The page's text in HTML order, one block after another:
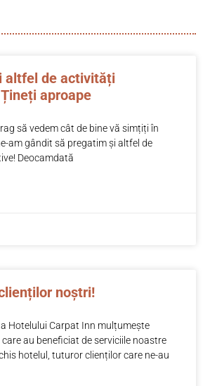
altfel de activități
aproape
să vedem cât de bine vă simțiți în
am gândit să pregatim și altfel de
Deocamdată
noștri!
Hotelului Carpat Inn mulțumește
au beneficiat de serviciile noastre
hotelul, tuturor clienților care ne-au